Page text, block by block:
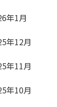
年1月
年12月
年11月
年10月